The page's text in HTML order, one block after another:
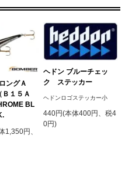
ングＡ
Ｂ１５Ａ
BL
1,350円、
ヘドン ブルーチェッ
ク ステッカー
ヘドンロゴステッカー小
440円(本体400円、税4
0円)